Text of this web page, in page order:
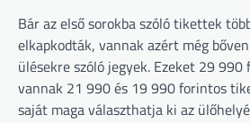
Bár az első sorokba szóló tikettek
elkapkodták, vannak azért még
ülésekre szóló jegyek. Ezeket 29
vannak 21 990 és 19 990 forintos
saját maga választhatja ki az